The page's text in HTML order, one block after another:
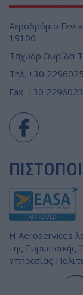
Αεροδρόμιο
19100
Ταχυδρ.Θυρίδα
Τηλ.:+30
Fax: +30
Η Αeroservices
της Ευρωπαϊκής
Υπηρεσίας